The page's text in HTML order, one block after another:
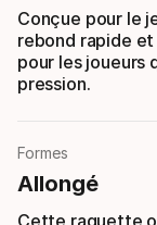
Conçue pour le
rebond rapide
pour les joueurs
pression.
Formes
Allongé